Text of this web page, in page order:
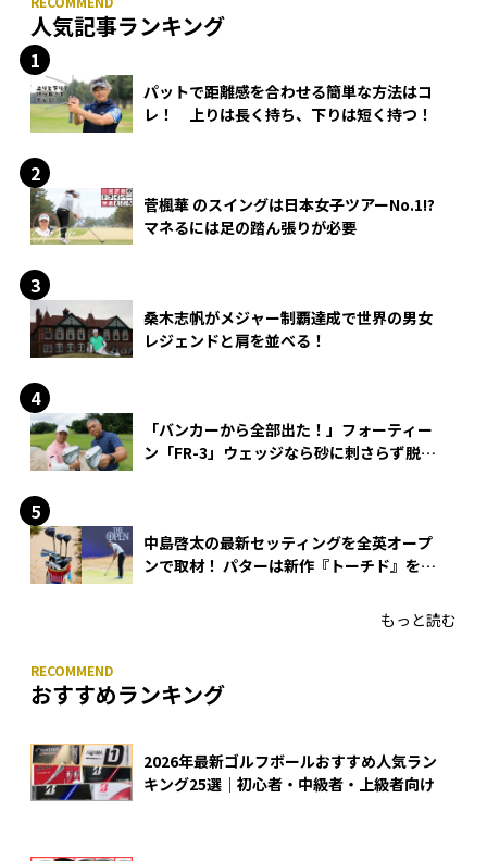
人気記事ランキング
パットで距離感を合わせる簡単な方法はコ
レ！ 上りは長く持ち、下りは短く持つ！
菅楓華 のスイングは日本女子ツアーNo.1!?
マネるには足の踏ん張りが必要
桑木志帆がメジャー制覇達成で世界の男女
レジェンドと肩を並べる！
「バンカーから全部出た！」フォーティー
ン「FR-3」ウェッジなら砂に刺さらず脱出
中島啓太の最新セッティングを全英オープ
ンで取材！ パターは新作『トーチド』を投
もっと読む
おすすめランキング
2026年最新ゴルフボールおすすめ人気ラン
キング25選｜初心者・中級者・上級者向け